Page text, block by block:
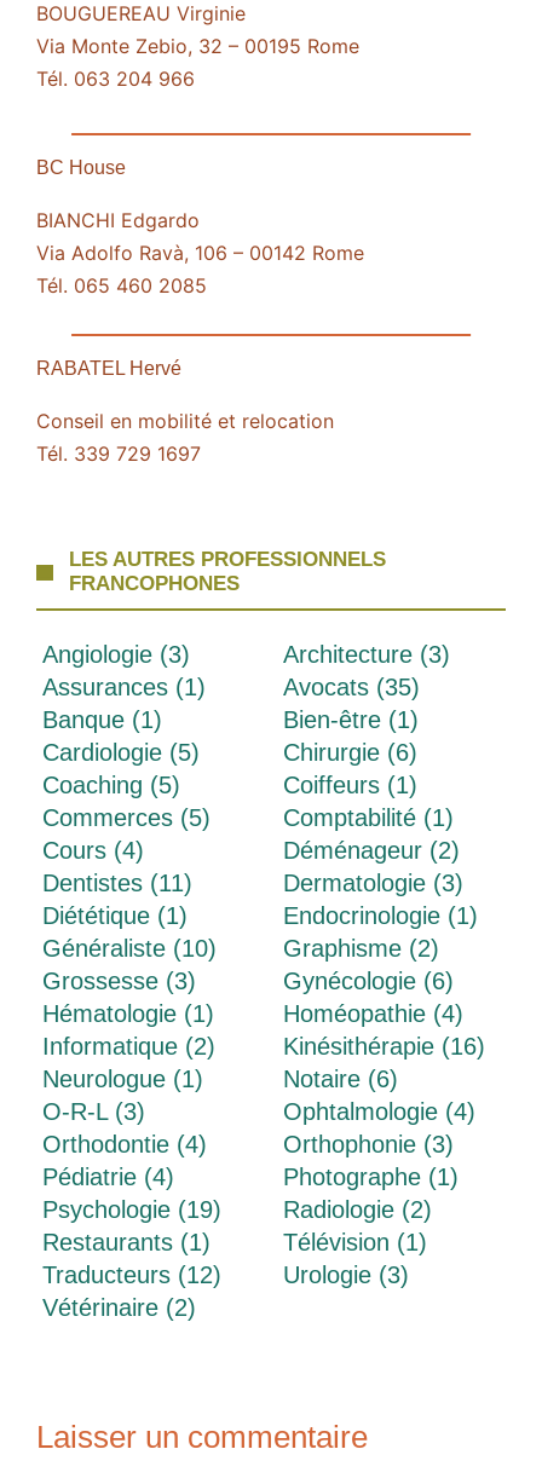
BOUGUEREAU Virginie
Via Monte Zebio, 32 – 00195 Rome
Tél. 063 204 966
BC House
BIANCHI Edgardo
Via Adolfo Ravà, 106 – 00142 Rome
Tél. 065 460 2085
RABATEL Hervé
Conseil en mobilité et relocation
Tél. 339 729 1697
LES AUTRES PROFESSIONNELS
FRANCOPHONES
Angiologie (3)
Architecture (3)
Assurances (1)
Avocats (35)
Banque (1)
Bien-être (1)
Cardiologie (5)
Chirurgie (6)
Coaching (5)
Coiffeurs (1)
Commerces (5)
Comptabilité (1)
Cours (4)
Déménageur (2)
Dentistes (11)
Dermatologie (3)
Diététique (1)
Endocrinologie (1)
Généraliste (10)
Graphisme (2)
Grossesse (3)
Gynécologie (6)
Hématologie (1)
Homéopathie (4)
Informatique (2)
Kinésithérapie (16)
Neurologue (1)
Notaire (6)
O-R-L (3)
Ophtalmologie (4)
Orthodontie (4)
Orthophonie (3)
Pédiatrie (4)
Photographe (1)
Psychologie (19)
Radiologie (2)
Restaurants (1)
Télévision (1)
Traducteurs (12)
Urologie (3)
Vétérinaire (2)
Laisser un commentaire